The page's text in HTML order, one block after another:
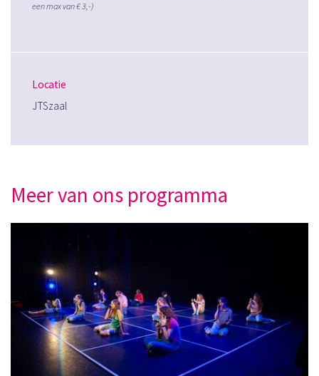
een max van € 3,-)
Locatie
JTSzaal
Meer van ons programma